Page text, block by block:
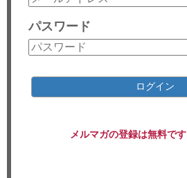
コンサルティング
リサーチ
パスワード
ログイン
メルマガの登録は無料です